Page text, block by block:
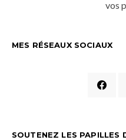
vos
MES RÉSEAUX SOCIAUX
SOUTENEZ LES PAPILLES